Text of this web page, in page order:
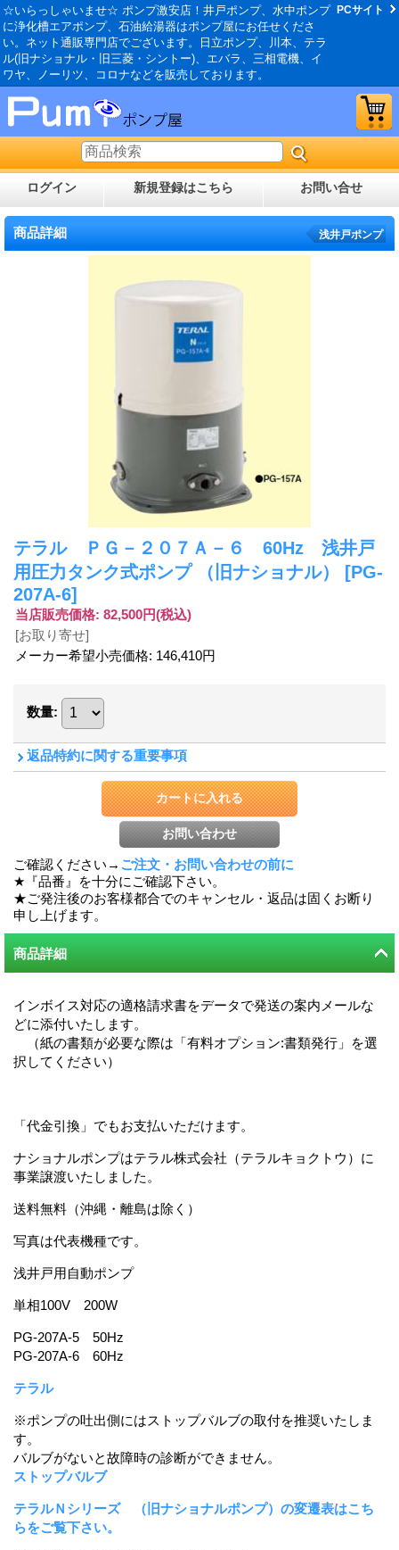
☆いらっしゃいませ☆ ポンプ激安店！井戸ポンプ、水中ポンプ
に浄化槽エアポンプ、石油給湯器はポンプ屋にお任せくださ
い。ネット通販専門店でございます。日立ポンプ、川本、テラ
ル(旧ナショナル・旧三菱・シントー)、エバラ、三相電機、イ
ワヤ、ノーリツ、コロナなどを販売しております。
PCサイト
ログイン 新規登録はこちら お問い合せ
商品詳細 浅井戸ポンプ
テラル ＰＧ－２０７Ａ－６ 60Hz 浅井戸
用圧力タンク式ポンプ （旧ナショナル） [PG-
207A-6]
当店販売価格: 82,500円(税込)
[お取り寄せ]
メーカー希望小売価格: 146,410円
数量:
返品特約に関する重要事項
ご確認ください→ ご注文・お問い合わせの前に
★『品番』を十分にご確認下さい。
★ご発注後のお客様都合でのキャンセル・返品は固くお断り
申し上げます。
商品詳細
インボイス対応の適格請求書をデータで発送の案内メールな
どに添付いたします。
（紙の書類が必要な際は「有料オプション:書類発行」を選
択してください）
「代金引換」でもお支払いただけます。
ナショナルポンプはテラル株式会社（テラルキョクトウ）に
事業譲渡いたしました。
送料無料（沖縄・離島は除く）
写真は代表機種です。
浅井戸用自動ポンプ
単相100V 200W
PG-207A-5 50Hz
PG-207A-6 60Hz
テラル
※ポンプの吐出側にはストップバルブの取付を推奨いたしま
す。
バルブがないと故障時の診断ができません。
ストップバルブ
テラルＮシリーズ （旧ナショナルポンプ）の変遷表はこち
らをご覧下さい。